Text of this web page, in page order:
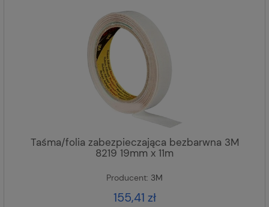
Taśma/folia zabezpieczająca bezbarwna 3M
8219 19mm x 11m
Producent: 3M
155,41 zł